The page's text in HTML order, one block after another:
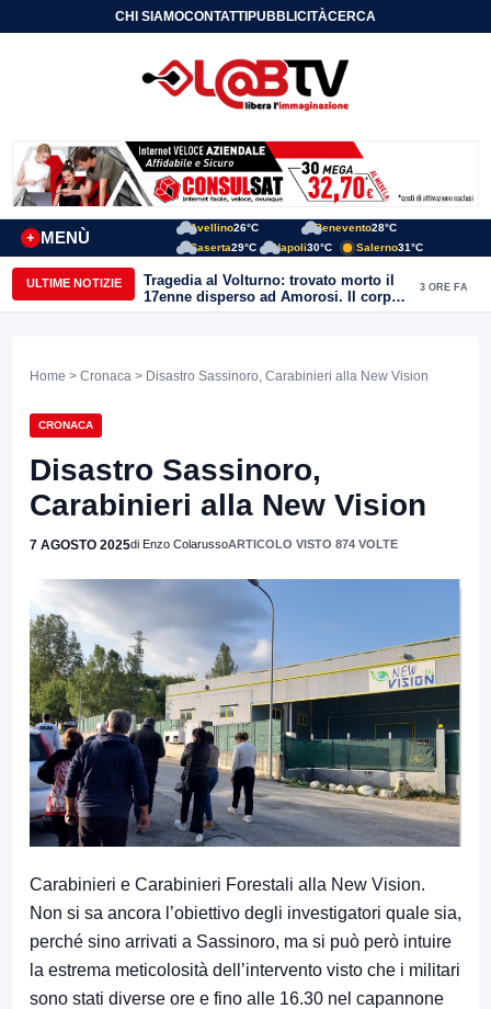
CHI SIAMOCONTATTIPUBBLICITÀCERCA
MENÙ
+
Avellino26°C Benevento28°C
Caserta29°C Napoli30°C Salerno31°C
ULTIME NOTIZIE
Tragedia al Volturno: trovato morto il
17enne disperso ad Amorosi. Il corpo
recuperato dai sommozzatori
3 ORE FA
Home > Cronaca > Disastro Sassinoro, Carabinieri alla New Vision
CRONACA
Disastro Sassinoro,
Carabinieri alla New Vision
7 AGOSTO 2025di Enzo ColarussoARTICOLO VISTO 874 VOLTE
Carabinieri e Carabinieri Forestali alla New Vision.
Non si sa ancora l’obiettivo degli investigatori quale sia,
perché sino arrivati a Sassinoro, ma si può però intuire
la estrema meticolosità dell’intervento visto che i militari
sono stati diverse ore e fino alle 16.30 nel capannone